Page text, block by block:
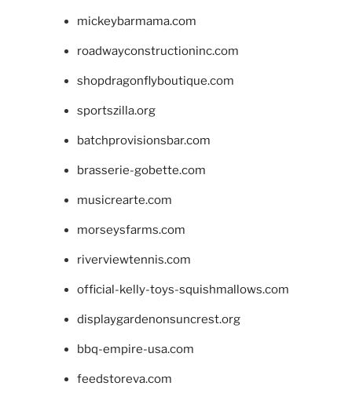
mickeybarmama.com
roadwayconstructioninc.com
shopdragonflyboutique.com
sportszilla.org
batchprovisionsbar.com
brasserie-gobette.com
musicrearte.com
morseysfarms.com
riverviewtennis.com
official-kelly-toys-squishmallows.com
displaygardenonsuncrest.org
bbq-empire-usa.com
feedstoreva.com